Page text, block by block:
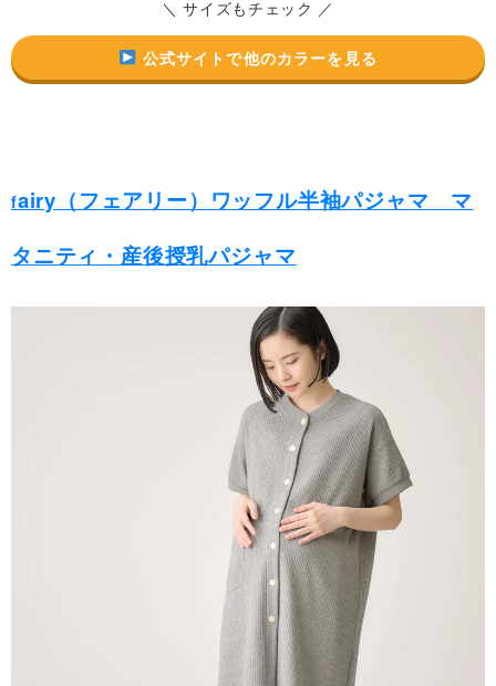
＼ サイズもチェック ／
公式サイトで他のカラーを見る
fairy（フェアリー）ワッフル半袖パジャマ マ
タニティ・産後授乳パジャマ